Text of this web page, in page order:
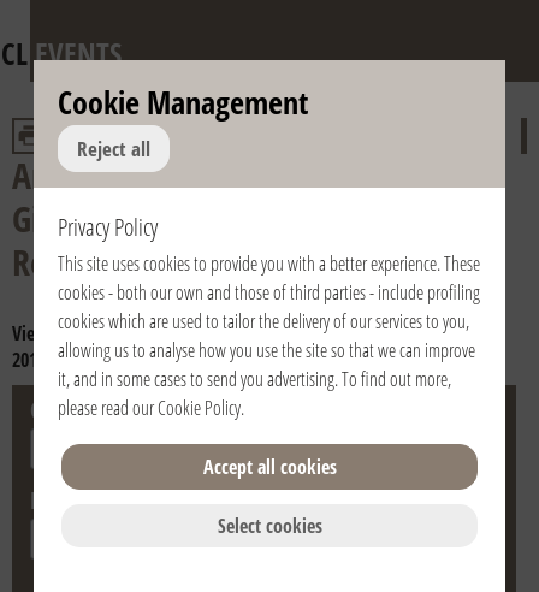
CLEVENTS
Anniversary of the death of Fr.
Giussani and of the Pontifical
Recognition of the Fraternity
View year: 2024 2023 2022 2021 2020 2019 2018 2017 2016
2015
2014 2013 2012 2011 2010 2009 2008 2007 2006
City
Date
Cookie Management
Reject all
Privacy Policy
This site uses cookies to provide you with a better experience. These
cookies - both our own and those of third parties - include profiling
cookies which are used to tailor the delivery of our services to you,
allowing us to analyse how you use the site so that we can improve
it, and in some cases to send you advertising. To find out more,
please read ourCookie Policy.
Select cookies
Accept all cookies